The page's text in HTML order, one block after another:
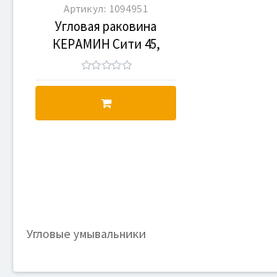
Артикул: 1094951
Угловая раковина
КЕРАМИН Сити 45,
1094951
Угловые умывальники